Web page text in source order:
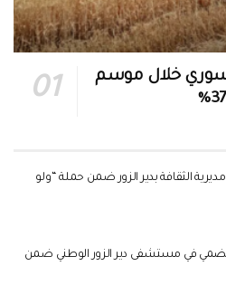
خلال موسم
إلى مديرية الثقافة بدير الزور ضمن حملة “ولو
هضمي في مستشفى دير الزور الوطني ضمن